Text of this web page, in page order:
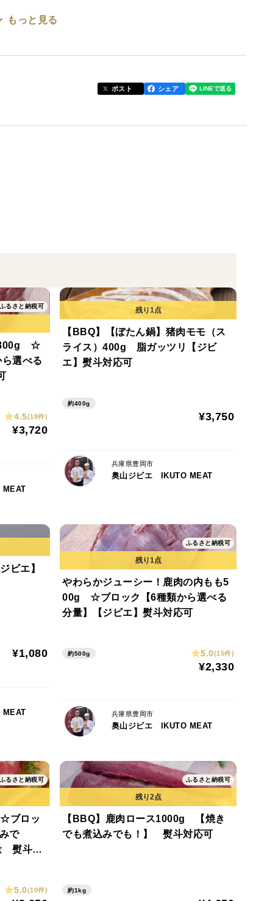
含んでおりヘルシーなお肉です。
おり猟場から近いため、止刺し後早くて1分、遅くて
もっと見る
ポスト シェア
ふるさと納税可
800g ☆
選べる
4.5(18件)
¥3,720
【BBQ】【ぼたん鍋】猪肉モモ（ス
ライス）400g 脂ガッツリ【ジビ
エ】熨斗対応可
約400g
¥3,750
兵庫県豊岡市
奥山ジビエ IKUTO MEAT
ビエ】
¥1,080
ふるさと納税可
やわらかジューシー！鹿肉の内もも5
00g ☆ブロック【6種類から選べる
分量】【ジビエ】熨斗対応可
約500g 5.0(15件)
¥2,330
兵庫県豊岡市
奥山ジビエ IKUTO MEAT
ふるさと納税可
ブロッ
で
熨斗対
5.0(10件)
ふるさと納税可
【BBQ】鹿肉ロース1000g 【焼き
でも煮込みでも！】 熨斗対応可
約1kg